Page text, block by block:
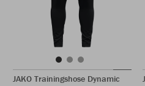
JAKO Trainingshose Dynamic